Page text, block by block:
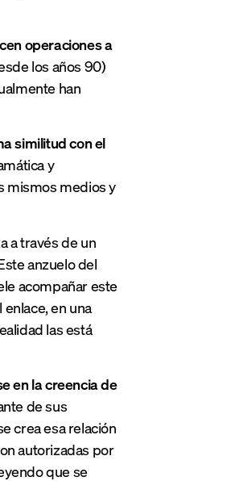
operaciones a
los años 90)
han
similitud con el
y
mismos medios y
a través de un
anzuelo del
acompañar este
en una
las está
en la creencia de
de sus
crea esa relación
autorizadas por
que se